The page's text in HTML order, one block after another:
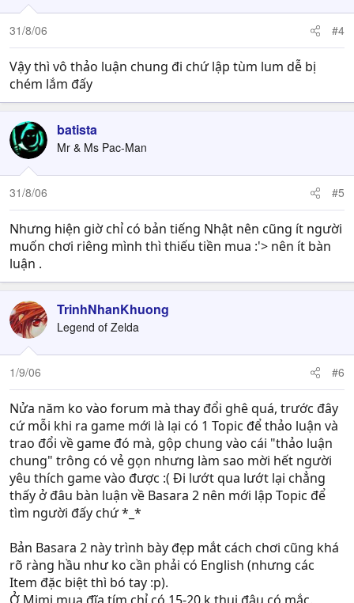
31/8/06 #4
Vậy thì vô thảo luận chung đi chứ lập tùm lum dễ bị
chém lắm đấy
batista
Mr & Ms Pac-Man
31/8/06 #5
Nhưng hiện giờ chỉ có bản tiếng Nhật nên cũng ít người
muốn chơi riêng mình thì thiếu tiền mua :'> nên ít bàn
luận .
TrinhNhanKhuong
Legend of Zelda
1/9/06 #6
Nửa năm ko vào forum mà thay đổi ghê quá, trước đây
cứ mỗi khi ra game mới là lại có 1 Topic để thảo luận và
trao đổi về game đó mà, gộp chung vào cái "thảo luận
chung" trông có vẻ gọn nhưng làm sao mời hết người
yêu thích game vào được :( Đi lướt qua lướt lại chẳng
thấy ở đâu bàn luận về Basara 2 nên mới lập Topic để
tìm người đấy chứ *_*
Bản Basara 2 này trình bày đẹp mắt cách chơi cũng khá
rõ ràng hầu như ko cần phải có English (nhưng các
Item đặc biệt thì bó tay :p).